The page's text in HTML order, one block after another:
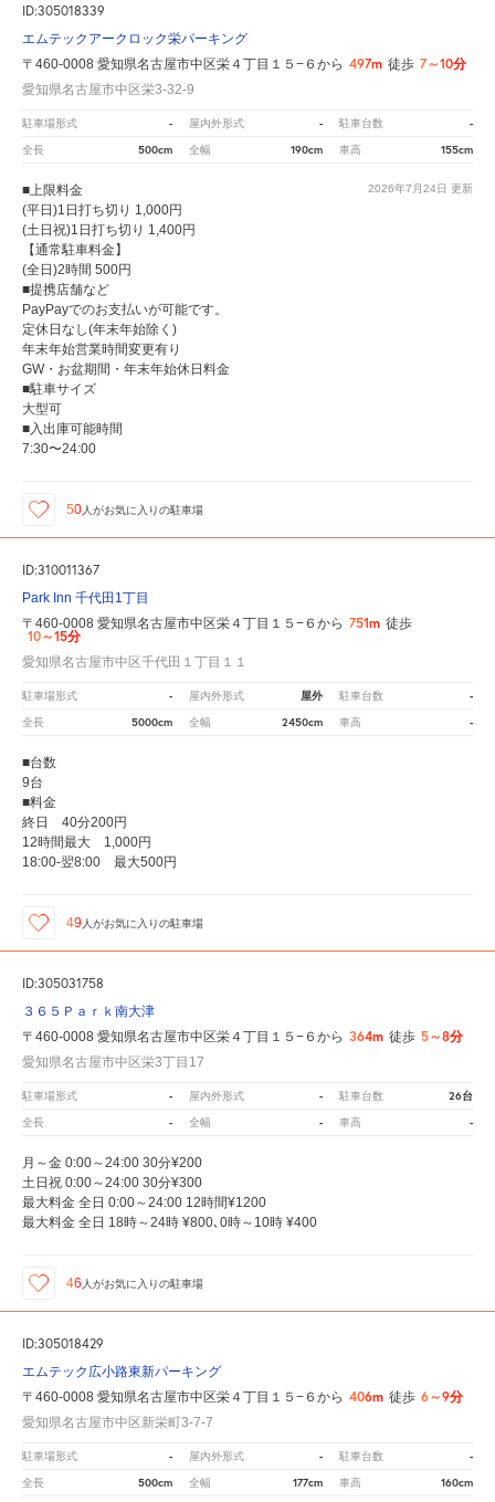
ID:305018339
エムテックアークロック栄パーキング
〒460-0008 愛知県名古屋市中区栄４丁目１５−６から 497m 徒歩 7～10分
愛知県名古屋市中区栄3-32-9
駐車場形式 - 屋内外形式 - 駐車台数 -
全長 500cm 全幅 190cm 車高 155cm
2026年7月24日 更新
■上限料金
(平日)1日打ち切り 1,000円
(土日祝)1日打ち切り 1,400円
【通常駐車料金】
(全日)2時間 500円
■提携店舗など
PayPayでのお支払いが可能です。
定休日なし(年末年始除く)
年末年始営業時間変更有り
GW・お盆期間・年末年始休日料金
■駐車サイズ
大型可
■入出庫可能時間
7:30〜24:00
50 人がお気に入りの駐車場
ID:310011367
Park Inn 千代田1丁目
〒460-0008 愛知県名古屋市中区栄４丁目１５−６から 751m 徒歩
10～15分
愛知県名古屋市中区千代田１丁目１１
駐車場形式 - 屋内外形式 屋外 駐車台数 -
全長 5000cm 全幅 2450cm 車高 -
■台数
9台
■料金
終日 40分200円
12時間最大 1,000円
18:00-翌8:00 最大500円
49 人がお気に入りの駐車場
ID:305031758
３６５Ｐａｒｋ南大津
〒460-0008 愛知県名古屋市中区栄４丁目１５−６から 364m 徒歩 5～8分
愛知県名古屋市中区栄3丁目17
駐車場形式 - 屋内外形式 - 駐車台数 26台
全長 - 全幅 - 車高 -
月～金 0:00～24:00 30分¥200
土日祝 0:00～24:00 30分¥300
最大料金 全日 0:00～24:00 12時間¥1200
最大料金 全日 18時～24時 ¥800､0時～10時 ¥400
46 人がお気に入りの駐車場
ID:305018429
エムテック広小路東新パーキング
〒460-0008 愛知県名古屋市中区栄４丁目１５−６から 406m 徒歩 6～9分
愛知県名古屋市中区新栄町3-7-7
駐車場形式 - 屋内外形式 - 駐車台数 -
全長 500cm 全幅 177cm 車高 160cm